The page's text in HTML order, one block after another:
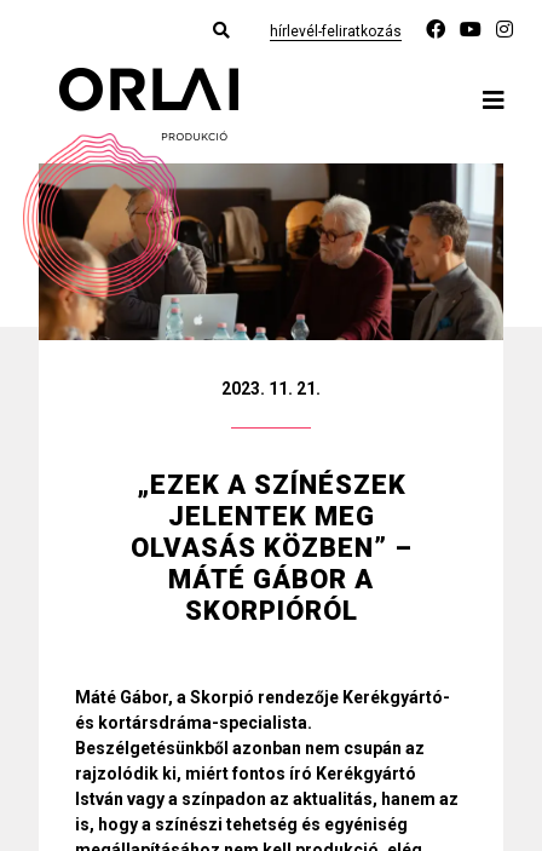
hírlevél-feliratkozás
2023. 11. 21.
„EZEK A SZÍNÉSZEK
JELENTEK MEG
OLVASÁS KÖZBEN” –
MÁTÉ GÁBOR A
SKORPIÓRÓL
Máté Gábor, a Skorpió rendezője Kerékgyártó-
és kortársdráma-specialista.
Beszélgetésünkből azonban nem csupán az
rajzolódik ki, miért fontos író Kerékgyártó
István vagy a színpadon az aktualitás, hanem az
is, hogy a színészi tehetség és egyéniség